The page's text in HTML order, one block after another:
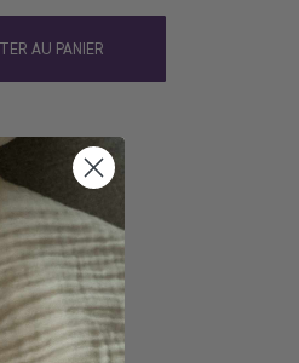
AU PANIER